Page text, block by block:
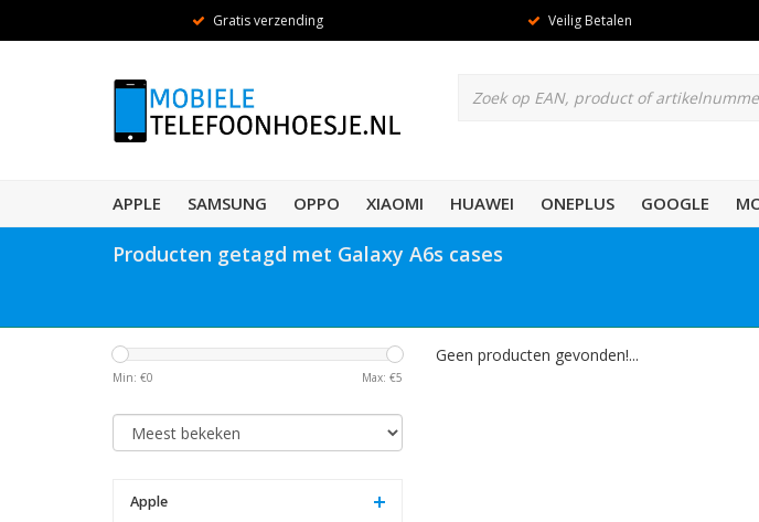
Gratis verzending Veilig Betalen
APPLE SAMSUNG OPPO XIAOMI HUAWEI ONEPLUS GOOGLE
Producten getagd met Galaxy A6s cases
Min: €0 Max: €5
Apple
Geen producten gevonden!...